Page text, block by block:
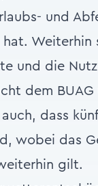
und
Weiterhin
und die
dem
dass
wobei das
gilt.